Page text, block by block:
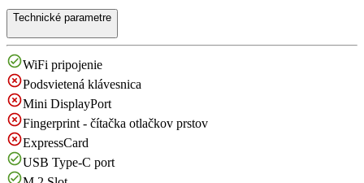
Technické parametre
WiFi pripojenie
Podsvietená klávesnica
Mini DisplayPort
Fingerprint - čítačka otlačkov prstov
ExpressCard
USB Type-C port